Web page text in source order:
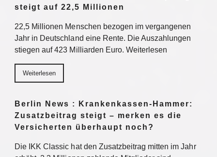
steigt auf 22,5 Millionen
22,5 Millionen Menschen bezogen im vergangenen
Jahr in Deutschland eine Rente. Die Auszahlungen
stiegen auf 423 Milliarden Euro. Weiterlesen
Weiterlesen
Berlin News : Krankenkassen-Hammer:
Zusatzbeitrag steigt – merken es die
Versicherten überhaupt noch?
Die IKK Classic hat den Zusatzbeitrag mitten im Jahr